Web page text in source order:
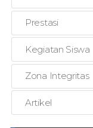
Prestasi
Kegiatan Siswa
Zona Integritas
Artikel